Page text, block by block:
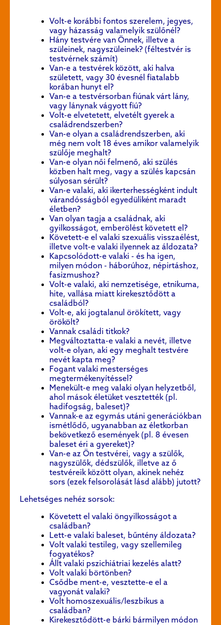
Volt-e korábbi fontos szerelem, jegyes,
vagy házasság valamelyik szülőnél?
Hány testvére van Önnek, illetve a
szüleinek, nagyszüleinek? (féltestvér is
testvérnek számít)
Van-e a testvérek között, aki halva
született, vagy 30 évesnél fiatalabb
korában hunyt el?
Van-e a testvérsorban fiúnak várt lány,
vagy lánynak vágyott fiú?
Volt-e elvetetett, elvetélt gyerek a
családrendszerben?
Van-e olyan a családrendszerben, aki
még nem volt 18 éves amikor valamelyik
szülője meghalt?
Van-e olyan női felmenő, aki szülés
közben halt meg, vagy a szülés kapcsán
súlyosan sérült?
Van-e valaki, aki ikerterhességként indult
várandósságból egyedüliként maradt
életben?
Van olyan tagja a családnak, aki
gyilkosságot, emberölést követett el?
Követett-e el valaki szexuális visszaélést,
illetve volt-e valaki ilyennek az áldozata?
Kapcsolódott-e valaki - és ha igen,
milyen módon - háborúhoz, népirtáshoz,
fasizmushoz?
Volt-e valaki, aki nemzetisége, etnikuma,
hite, vallása miatt kirekesztődött a
családból?
Volt-e, aki jogtalanul örökített, vagy
örökölt?
Vannak családi titkok?
Megváltoztatta-e valaki a nevét, illetve
volt-e olyan, aki egy meghalt testvére
nevét kapta meg?
Fogant valaki mesterséges
megtermékenyítéssel?
Menekült-e meg valaki olyan helyzetből,
ahol mások életüket vesztették (pl.
hadifogság, baleset)?
Vannak-e az egymás utáni generációkban
ismétlődő, ugyanabban az életkorban
bekövetkező események (pl. 8 évesen
baleset éri a gyereket)?
Van-e az Ön testvérei, vagy a szülők,
nagyszülők, dédszülők, illetve az ő
testvéreik között olyan, akinek nehéz
sors (ezek felsorolását lásd alább) jutott?
Lehetséges nehéz sorsok:
Követett el valaki öngyilkosságot a
családban?
Lett-e valaki baleset, bűntény áldozata?
Volt valaki testileg, vagy szellemileg
fogyatékos?
Állt valaki pszichiátriai kezelés alatt?
Volt valaki börtönben?
Csődbe ment-e, vesztette-e el a
vagyonát valaki?
Volt homoszexuális/leszbikus a
családban?
Kirekesztődött-e bárki bármilyen módon